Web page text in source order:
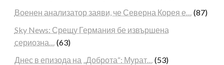
Военен анализатор заяви, че Северна Корея е… (87)
Sky News: Срещу Германия бе извършена
сериозна… (63)
Днес в епизода на „Доброта“: Мурат… (53)